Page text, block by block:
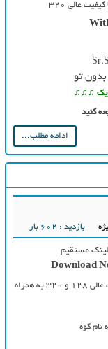
کیفیت عالی ۳۲۰
♫♫♫
کنید
ادامه مطلب...
بازدید : 602 بار
لینک مستقیم
Download
با دو کیفیت عالی ۱۲۸ و ۳۲۰ به همراه